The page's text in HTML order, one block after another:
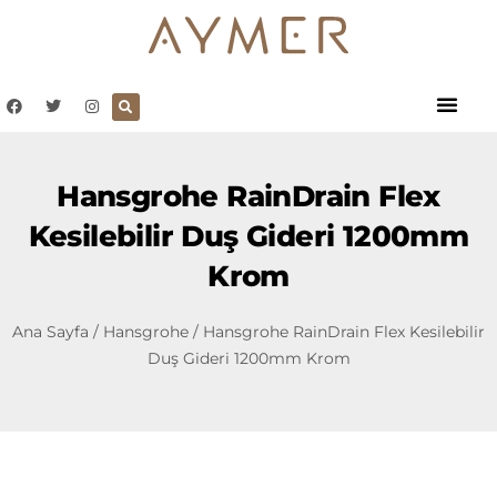
Hansgrohe RainDrain Flex
Kesilebilir Duş Gideri 1200mm
Krom
Ana Sayfa / Hansgrohe / Hansgrohe RainDrain Flex Kesilebilir
Duş Gideri 1200mm Krom